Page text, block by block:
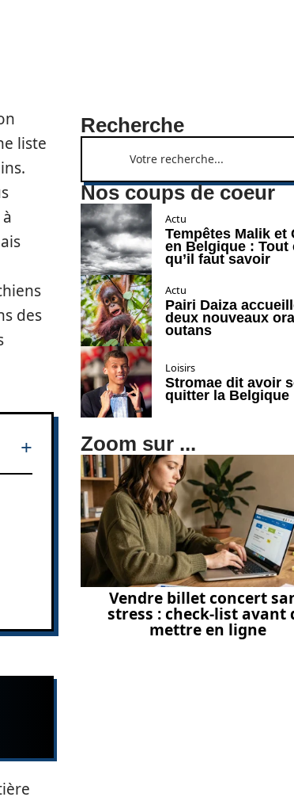
liste
des
Recherche
Nos coups de coeur
Actu
Tempêtes Malik et
en Belgique : Tout
qu’il faut savoir
Actu
Pairi Daiza
deux nouveaux
outans
Loisirs
Stromae dit avoir
quitter la Belgique
Zoom sur ...
Vendre billet concert
stress : check-list avant
mettre en ligne